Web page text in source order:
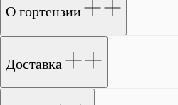
О гортензии
Доставка